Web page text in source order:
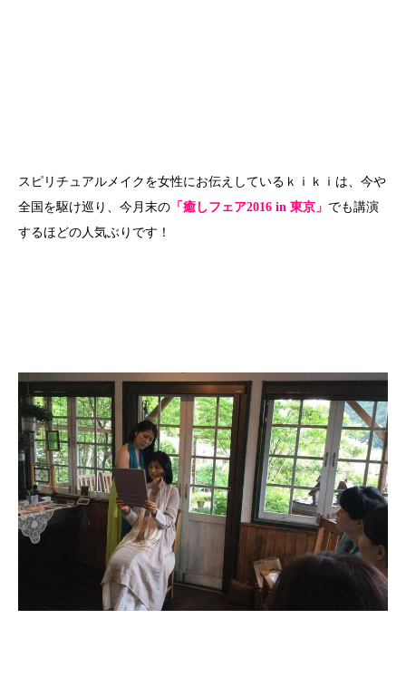
スピリチュアルメイクを女性にお伝えしているｋｉｋｉは、今や
全国を駆け巡り、今月末の 「癒しフェア2016 in 東京」 でも講演
するほどの人気ぶりです！